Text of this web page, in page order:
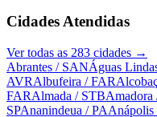
Cidades Atendidas
Ver todas as 283 cidades →
Abrantes / SANÁguas
AVRAlbufeira / FAR
FARAlmada / STBAmadora
SPAnanindeua / PAAnápolis